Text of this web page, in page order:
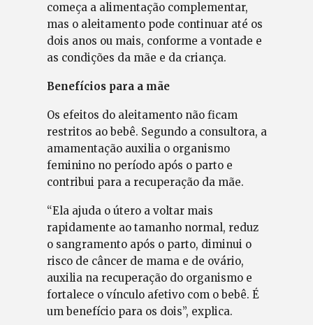
começa a alimentação complementar,
mas o aleitamento pode continuar até os
dois anos ou mais, conforme a vontade e
as condições da mãe e da criança.
Benefícios para a mãe
Os efeitos do aleitamento não ficam
restritos ao bebê. Segundo a consultora, a
amamentação auxilia o organismo
feminino no período após o parto e
contribui para a recuperação da mãe.
“Ela ajuda o útero a voltar mais
rapidamente ao tamanho normal, reduz
o sangramento após o parto, diminui o
risco de câncer de mama e de ovário,
auxilia na recuperação do organismo e
fortalece o vínculo afetivo com o bebê. É
um benefício para os dois”, explica.